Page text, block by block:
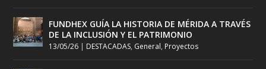
FUNDHEX GUÍA LA HISTORIA DE MÉRIDA A TRAVÉS
DE LA INCLUSIÓN Y EL PATRIMONIO
13/05/26 | DESTACADAS, General, Proyectos